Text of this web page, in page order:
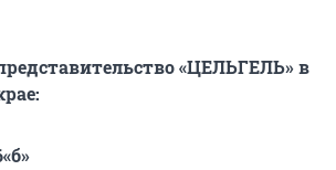
«ЦЕЛЬГЕЛЬ» в